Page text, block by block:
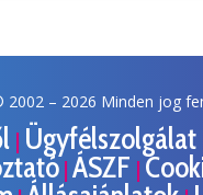
2002 – 2026 Minden jog
| Ügyfélszolgálat
| ÁSZF |